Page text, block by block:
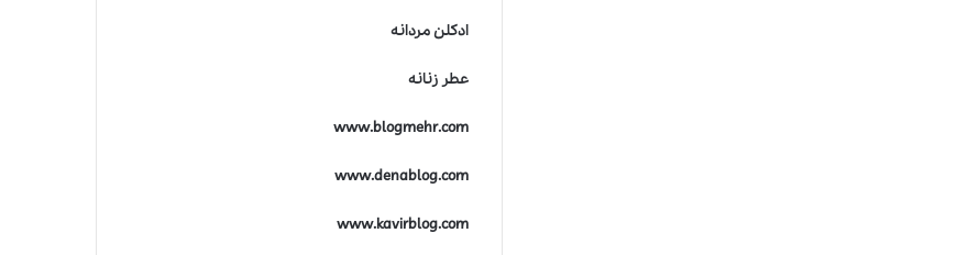
ادکلن مردانه
عطر زنانه
www.blogmehr.com
www.denablog.com
www.kavirblog.com